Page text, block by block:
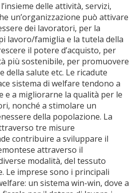
delle attività, servizi,
un’organizzazione può attivare
dei lavoratori, per la
lavoro/famiglia e la tutela della
il potere d’acquisto, per
più sostenibile, per promuovere
della salute etc. Le ricadute
sistema di welfare tendono a
e a migliorarne la qualità per le
nonché a stimolare un
della popolazione. La
tre misure
contribuire a sviluppare il
attraverso il
modalità, del tessuto
Le imprese sono i principali
un sistema win-win, dove a